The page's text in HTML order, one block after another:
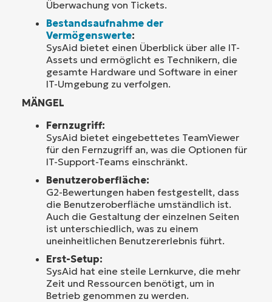
Überwachung von Tickets.
Bestandsaufnahme der
Vermögenswerte:
SysAid bietet einen Überblick über alle IT-
Assets und ermöglicht es Technikern, die
gesamte Hardware und Software in einer
IT-Umgebung zu verfolgen.
MÄNGEL
Fernzugriff:
SysAid bietet eingebettetes TeamViewer
für den Fernzugriff an, was die Optionen für
IT-Support-Teams einschränkt.
Benutzeroberfläche:
G2-Bewertungen haben festgestellt, dass
die Benutzeroberfläche umständlich ist.
Auch die Gestaltung der einzelnen Seiten
ist unterschiedlich, was zu einem
uneinheitlichen Benutzererlebnis führt.
Erst-Setup:
SysAid hat eine steile Lernkurve, die mehr
Zeit und Ressourcen benötigt, um in
Betrieb genommen zu werden.